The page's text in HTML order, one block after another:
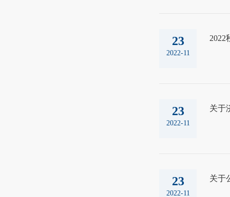
23
2022-11
2022
23
2022-11
关于
23
2022-11
关于